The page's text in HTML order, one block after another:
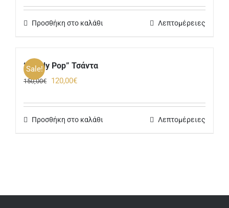
was:
290,00€.
τιμή
είναι:
Προσθήκη στο καλάθι Λεπτομέρειες
Sale!
“Candy Pop” Τσάντα
150,00€
Original
was:
150,00€.
120,00€Η
τιμή
είναι:
Προσθήκη στο καλάθι Λεπτομέρειες